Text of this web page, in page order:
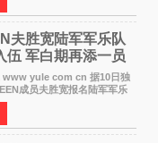
事与充满巧思的现场设计，
夫胜宽陆军军乐队
伍 军白期再添一员
yule com cn 据10日独
成员夫胜宽报名陆军军乐
今年入伍，成为组合中又一
成员。 目前SEVENTEEN
—